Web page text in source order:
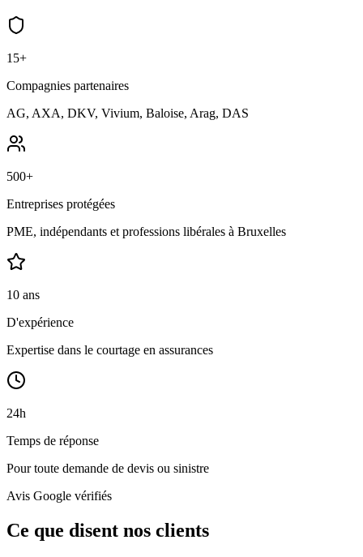
15+
Compagnies partenaires
AG, AXA, DKV, Vivium, Baloise, Arag, DAS
500+
Entreprises protégées
PME, indépendants et professions libérales à Bruxelles
10 ans
D'expérience
Expertise dans le courtage en assurances
24h
Temps de réponse
Pour toute demande de devis ou sinistre
Avis Google vérifiés
Ce que disent nos clients